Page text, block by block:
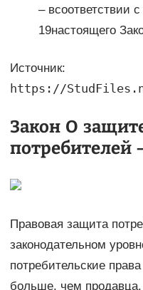
– всоответствии
19настоящего
Источник:
https://
Закон О
потребителей
Правовая защита
законодательном
потребительские
больше, чем продавца.